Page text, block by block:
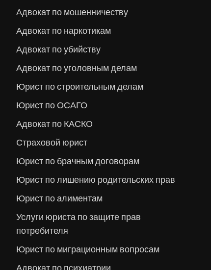
Адвокат по мошенничеству
Адвокат по наркотикам
Адвокат по убийству
Адвокат по уголовным делам
Юрист по строительным делам
Юрист по ОСАГО
Адвокат по КАСКО
Страховой юрист
Юрист по брачным договорам
Юрист по лишению родительских прав
Юрист по алиментам
Услуги юриста по защите прав
потребителя
Юрист по миграционным вопросам